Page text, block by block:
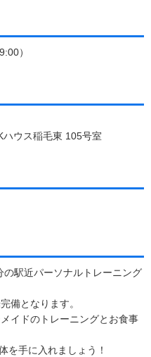
）
ウス稲毛東 105号室
駅近パーソナルトレーニング
備となります。
イドのトレーニングとお食事
を手に入れましょう！